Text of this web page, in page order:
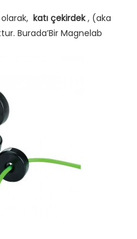
katı çekirdek, (aka
Burada’Bir Magnelab